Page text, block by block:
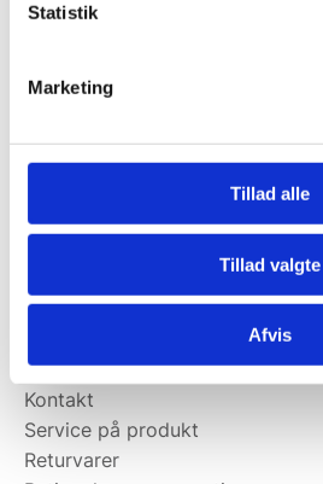
Statistik
Marketing
Tillad alle
Tillad valgte
Afvis
Mandag til torsdag: 10:00 – 14:00.
Afhentning muligt
man-torsdag fra 08:00-16:00.
Fredag 08:00-13.00
Kundeservice
Kontakt
Service på produkt
Returvarer